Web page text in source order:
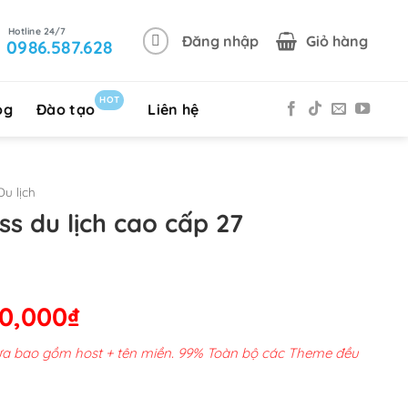
0986.587.628 Đăng nhập Giỏ hàng
Đào tạo
HOT
Liên hệ
lịch
du lịch cao cấp 27
₫Giá
hiện
tại
bao gồm host + tên miền. 99% Toàn bộ các Theme đều